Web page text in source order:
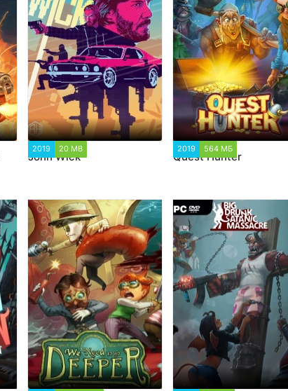
2019 20 MB
John Wick
2019 564 МБ
Quest Hunter